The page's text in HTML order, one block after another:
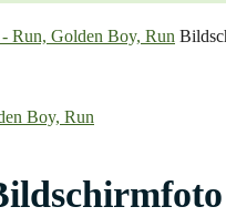
Run, Golden Boy, Run
Boy, Run